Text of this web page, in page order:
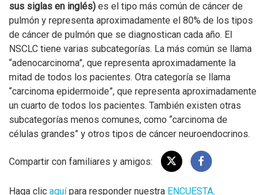
sus siglas en inglés) es el tipo más común de cáncer de
pulmón y representa aproximadamente el 80% de los tipos
de cáncer de pulmón que se diagnostican cada año. El
NSCLC tiene varias subcategorías. La más común se llama
“adenocarcinoma”, que representa aproximadamente la
mitad de todos los pacientes. Otra categoría se llama
“carcinoma epidermoide”, que representa aproximadamente
un cuarto de todos los pacientes. También existen otras
subcategorías menos comunes, como “carcinoma de
células grandes” y otros tipos de cáncer neuroendocrinos.
Compartir con familiares y amigos:
Haga clic aquípara responder nuestra ENCUESTA.